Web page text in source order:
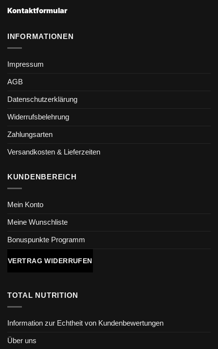
Kontaktformular
INFORMATIONEN
Impressum
AGB
Datenschutzerklärung
Widerrufsbelehrung
Zahlungsarten
Versandkosten & Lieferzeiten
KUNDENBEREICH
Mein Konto
Meine Wunschliste
Bonuspunkte Programm
VERTRAG WIDERRUFEN
TOTAL NUTRITION
Information zur Echtheit von Kundenbewertungen
Über uns